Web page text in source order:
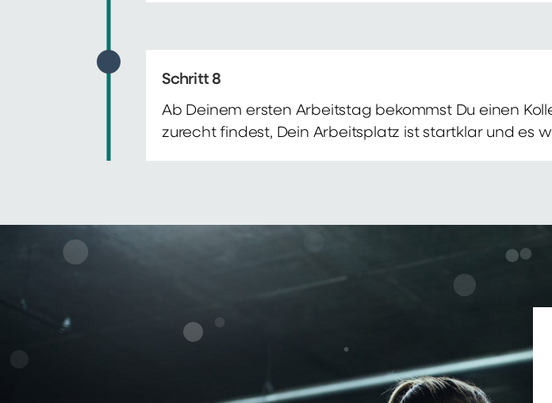
Schritt 8
Ab Deinem ersten Arbeitstag bekommst Du einen
zurecht findest, Dein Arbeitsplatz ist startklar und es